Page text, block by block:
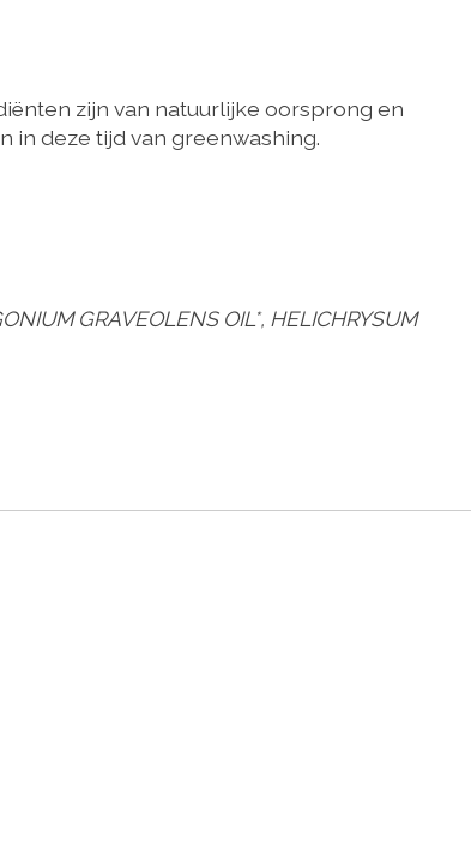
zijn van natuurlijke oorsprong en
in deze tijd van greenwashing.
GRAVEOLENS OIL*, HELICHRYSUM